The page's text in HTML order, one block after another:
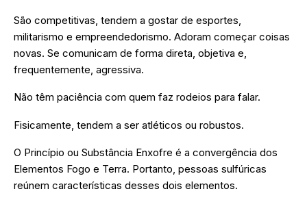
São competitivas, tendem a gostar de esportes,
militarismo e empreendedorismo. Adoram começar coisas
novas. Se comunicam de forma direta, objetiva e,
frequentemente, agressiva.
Não têm paciência com quem faz rodeios para falar.
Fisicamente, tendem a ser atléticos ou robustos.
O Princípio ou Substância Enxofre é a convergência dos
Elementos Fogo e Terra. Portanto, pessoas sulfúricas
reúnem características desses dois elementos.